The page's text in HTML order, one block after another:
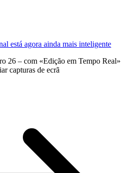
está agora ainda mais inteligente
26 – com «Edição em Tempo Real»
capturas de ecrã